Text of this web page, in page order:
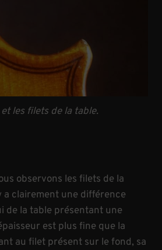
les filets de la table.
observons les filets de la
a clairement une différence
de la table présentant une
est plus fine que la
au filet présent sur le fond, sa